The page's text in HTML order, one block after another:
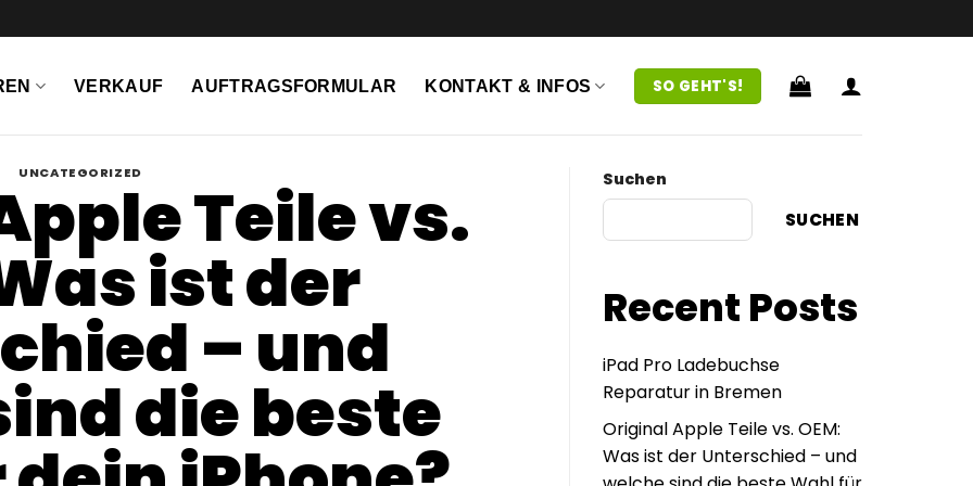
VERKAUF AUFTRAGSFORMULAR KONTAKT & INFOS SO GEHT'S!
UNCATEGORIZED Teile vs.
ist der
– und
die beste
Suchen
SUCHEN
Recent Posts
iPad Pro Ladebuchse
Reparatur in Bremen
Original Apple Teile vs. OEM:
Was ist der Unterschied – und